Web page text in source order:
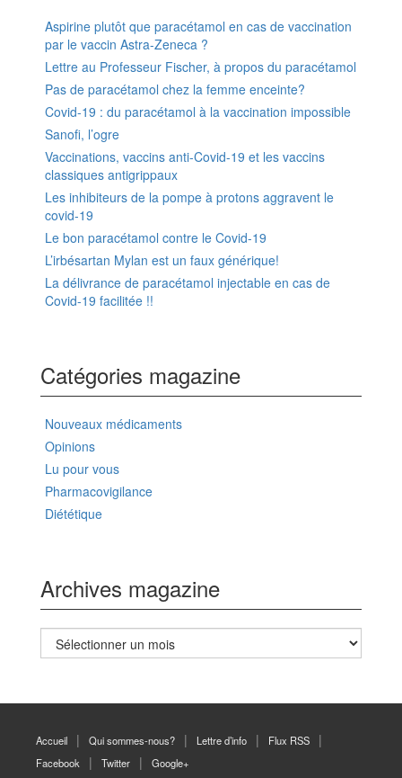
Aspirine plutôt que paracétamol en cas de vaccination
par le vaccin Astra-Zeneca ?
Lettre au Professeur Fischer, à propos du paracétamol
Pas de paracétamol chez la femme enceinte?
Covid-19 : du paracétamol à la vaccination impossible
Sanofi, l’ogre
Vaccinations, vaccins anti-Covid-19 et les vaccins
classiques antigrippaux
Les inhibiteurs de la pompe à protons aggravent le
covid-19
Le bon paracétamol contre le Covid-19
L’irbésartan Mylan est un faux générique!
La délivrance de paracétamol injectable en cas de
Covid-19 facilitée !!
Catégories magazine
Nouveaux médicaments
Opinions
Lu pour vous
Pharmacovigilance
Diététique
Archives magazine
Archives
magazine
Accueil Qui sommes-nous? Lettre d’info
Flux RSS
Facebook
Twitter Google+